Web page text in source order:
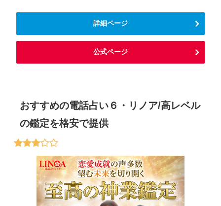
詳細ページ
公式ページ
おすすめの電話占い６・リノア/高レベル
の鑑定を格安で提供